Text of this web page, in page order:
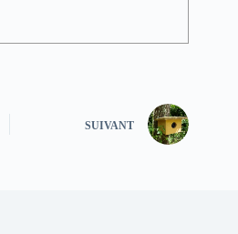
SUIVANT